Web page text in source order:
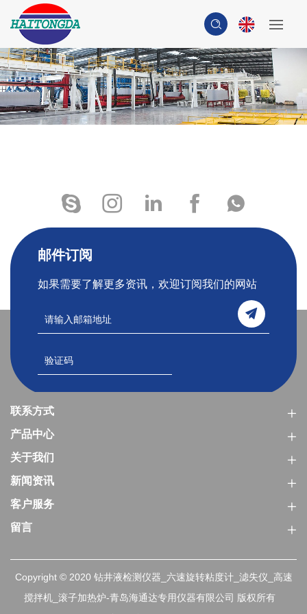
邮件订阅
如果需要了解更多资讯，欢迎订阅我们的网站
联系方式
产品中心
关于我们
新闻资讯
客户服务
留言
Copyright © 2020 钻井液检测仪器_六速旋转粘度计_滤失仪_高速
搅拌机_滚子加热炉-青岛海通达专用仪器有限公司 版权所有